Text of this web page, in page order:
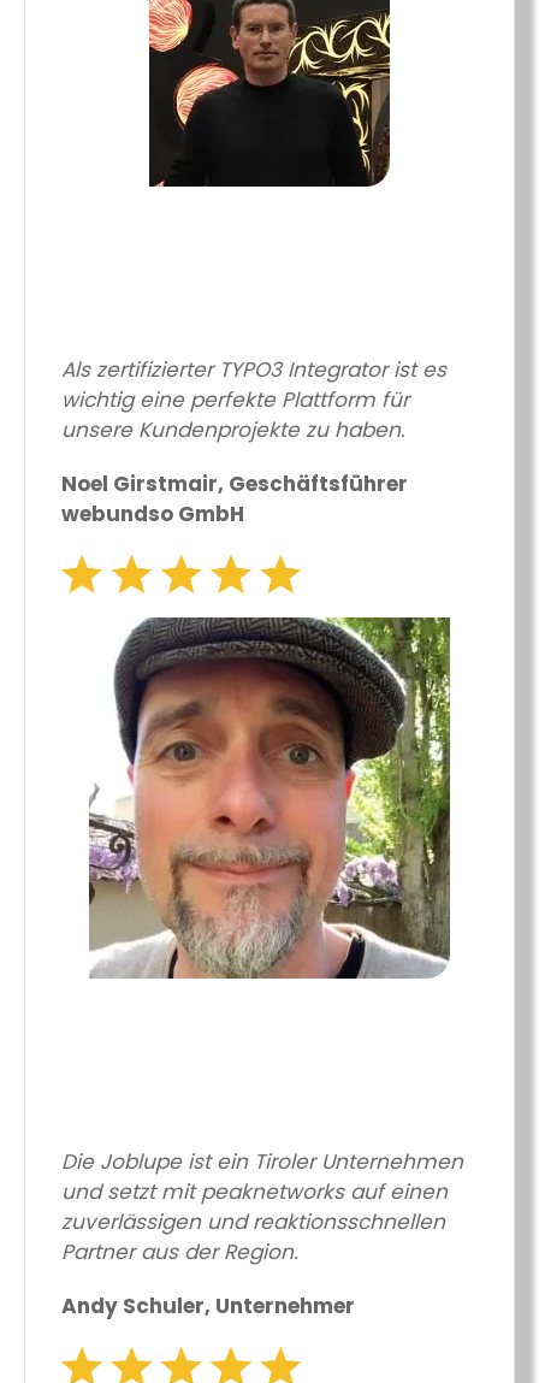
Als zertifizierter TYPO3 Integrator ist es
wichtig eine perfekte Plattform für
unsere Kundenprojekte zu haben.
Noel Girstmair, Geschäftsführer
webundso GmbH
Die Joblupe ist ein Tiroler Unternehmen
und setzt mit peaknetworks auf einen
zuverlässigen und reaktionsschnellen
Partner aus der Region.
Andy Schuler, Unternehmer